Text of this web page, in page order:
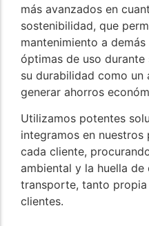
más avanzados en
sostenibilidad, que
mantenimiento a
óptimas de uso
su durabilidad como
generar ahorros
Utilizamos potentes
integramos en
cada cliente,
ambiental y la huella
transporte, tanto
clientes.